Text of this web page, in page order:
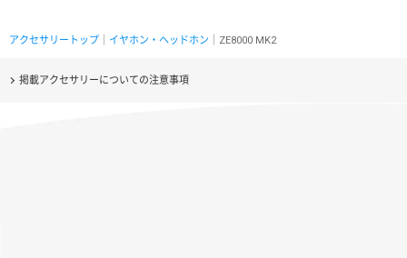
アクセサリートップ イヤホン・ヘッドホン ｜ZE8000 MK2
掲載アクセサリーについての注意事項